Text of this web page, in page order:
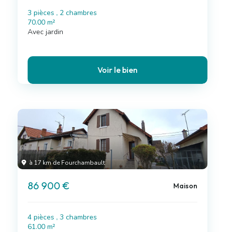
3 pièces , 2 chambres
70.00 m²
Avec jardin
Voir le bien
à 17 km de Fourchambault
86 900 € Maison
4 pièces , 3 chambres
61.00 m²